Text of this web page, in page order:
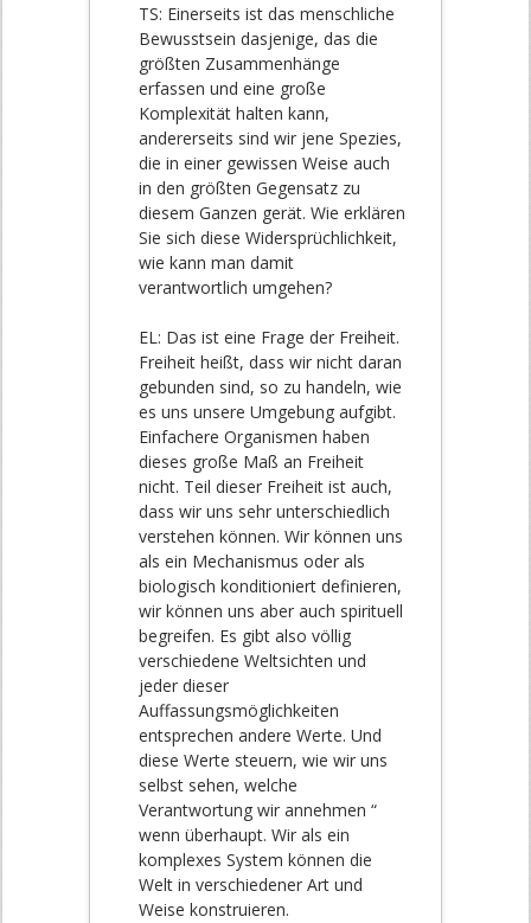
TS: Einerseits ist das menschliche
Bewusstsein dasjenige, das die
größten Zusammenhänge
erfassen und eine große
Komplexität halten kann,
andererseits sind wir jene Spezies,
die in einer gewissen Weise auch
in den größten Gegensatz zu
diesem Ganzen gerät. Wie erklären
Sie sich diese Widersprüchlichkeit,
wie kann man damit
verantwortlich umgehen?
EL: Das ist eine Frage der Freiheit.
Freiheit heißt, dass wir nicht daran
gebunden sind, so zu handeln, wie
es uns unsere Umgebung aufgibt.
Einfachere Organismen haben
dieses große Maß an Freiheit
nicht. Teil dieser Freiheit ist auch,
dass wir uns sehr unterschiedlich
verstehen können. Wir können uns
als ein Mechanismus oder als
biologisch konditioniert definieren,
wir können uns aber auch spirituell
begreifen. Es gibt also völlig
verschiedene Weltsichten und
jeder dieser
Auffassungsmöglichkeiten
entsprechen andere Werte. Und
diese Werte steuern, wie wir uns
selbst sehen, welche
Verantwortung wir annehmen “
wenn überhaupt. Wir als ein
komplexes System können die
Welt in verschiedener Art und
Weise konstruieren.